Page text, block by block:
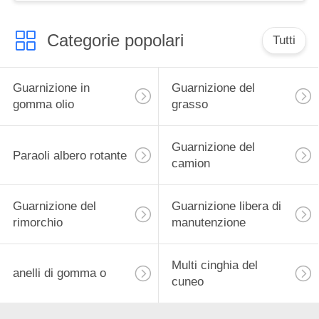
Categorie popolari Tutti
Guarnizione in
gomma olio
Guarnizione del
grasso
Paraoli albero rotante
Guarnizione del
camion
Guarnizione del
rimorchio
Guarnizione libera di
manutenzione
anelli di gomma o
Multi cinghia del
cuneo